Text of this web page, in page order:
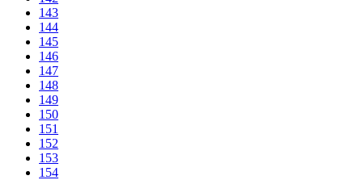
143
144
145
146
147
148
149
150
151
152
153
154